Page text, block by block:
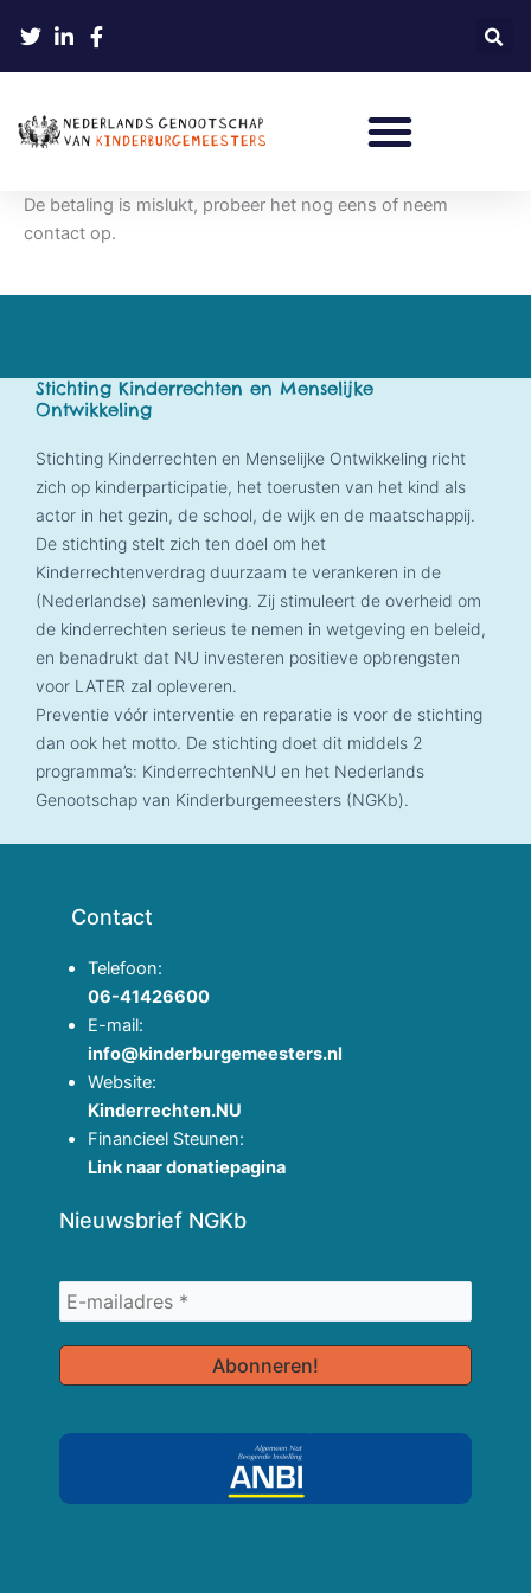
naar
de
De betaling is mislukt, probeer het nog eens of neem
contact op.
Stichting Kinderrechten en Menselijke
Ontwikkeling
Stichting Kinderrechten en Menselijke Ontwikkeling richt
zich op kinderparticipatie, het toerusten van het kind als
actor in het gezin, de school, de wijk en de maatschappij.
De stichting stelt zich ten doel om het
Kinderrechtenverdrag duurzaam te verankeren in de
(Nederlandse) samenleving. Zij stimuleert de overheid om
de kinderrechten serieus te nemen in wetgeving en beleid,
en benadrukt dat NU investeren positieve opbrengsten
voor LATER zal opleveren.
Preventie vóór interventie en reparatie is voor de stichting
dan ook het motto. De stichting doet dit middels 2
programma’s: KinderrechtenNU en het Nederlands
Genootschap van Kinderburgemeesters (NGKb).
Contact
Telefoon:
06-41426600
E-mail:
info@kinderburgemeesters.nl
Website:
Kinderrechten.NU
Financieel Steunen:
Link naar donatiepagina
Nieuwsbrief NGKb